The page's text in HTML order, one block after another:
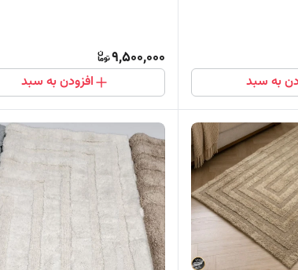
به سبد
9,500,000
افزودن به سبد